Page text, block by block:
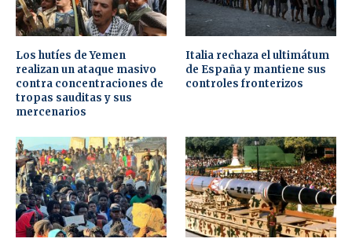
Los hutíes de Yemen
realizan un ataque masivo
contra concentraciones de
tropas sauditas y sus
mercenarios
Italia rechaza el ultimátum
de España y mantiene sus
controles fronterizos